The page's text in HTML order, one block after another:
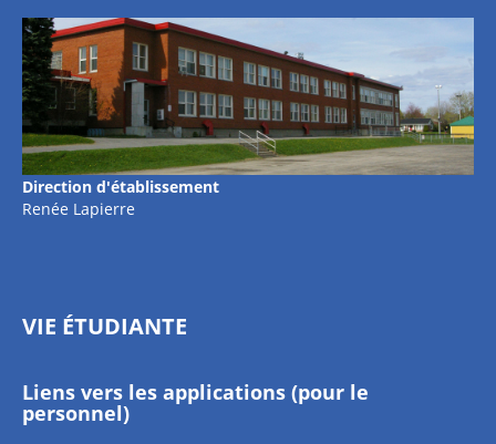
Direction d'établissement
Renée Lapierre
VIE ÉTUDIANTE
Liens vers les applications (pour le
personnel)